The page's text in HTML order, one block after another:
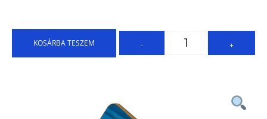
- +
KOSÁRBA TESZEM